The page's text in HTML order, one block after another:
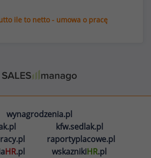
ile to netto - umowa o pracę
wynagrodzenia.pl
kfw.sedlak.pl
raportyplacowe.pl
HR.pl wskaznikiHR.pl